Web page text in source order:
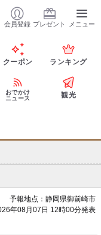
会員登録 プレゼント メニュー
クーポン ランキング
おでかけ
ニュース
観光
予報地点：静岡県御前崎市
年08月07日 12時00分発表